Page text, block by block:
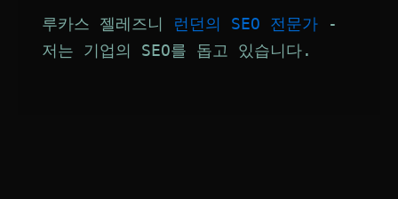
루카스 젤레즈니 런던의 SEO 전문가 -
저는 기업의 SEO를 돕고 있습니다.